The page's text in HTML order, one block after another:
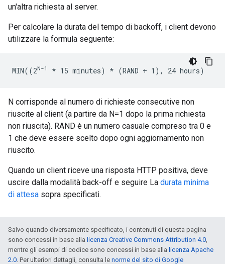
un'altra richiesta al server.
Per calcolare la durata del tempo di backoff, i client devono
utilizzare la formula seguente:
MIN((2N-1 * 15 minutes) * (RAND + 1), 24 hours)
N corrisponde al numero di richieste consecutive non
riuscite al client (a partire da N=1 dopo la prima richiesta
non riuscita). RAND è un numero casuale compreso tra 0 e
1 che deve essere scelto dopo ogni aggiornamento non
riuscito.
Quando un client riceve una risposta HTTP positiva, deve
uscire dalla modalità back-off e seguire La durata minima
di attesa sopra specificati.
Salvo quando diversamente specificato, i contenuti di questa pagina
sono concessi in base alla licenza Creative Commons Attribution 4.0
mentre gli esempi di codice sono concessi in base alla licenza Apache
2.0 . Per ulteriori dettagli, consulta le norme del sito di Google